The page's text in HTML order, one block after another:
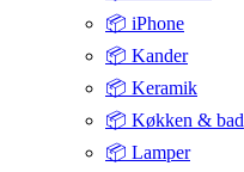
📦 iPhone
📦 Kander
📦 Keramik
📦 Køkken & bad
📦 Lamper